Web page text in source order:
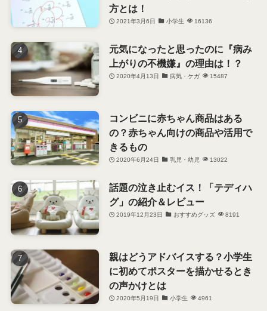
方とは！
2021年3月6日 小学生 16136
元気になったと思ったのに『病み
上がりの不機嫌』の理由は！？
2020年4月13日 病気・ケガ 15487
コンビニに赤ちゃん商品はある
の？赤ちゃん向けの商品や活用で
きるもの
2020年6月24日 乳児・幼児 13022
話題の泣き止むイス！「テディハ
グ」の紹介＆レビュー
2019年12月23日 おすすめグッズ 8191
親はどうアドバイスする？小学生
に初めてポスターを描かせるとき
の声かけとは
2020年5月19日 小学生 4961